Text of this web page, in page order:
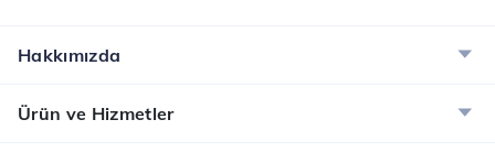
Hakkımızda
Ürün ve Hizmetler